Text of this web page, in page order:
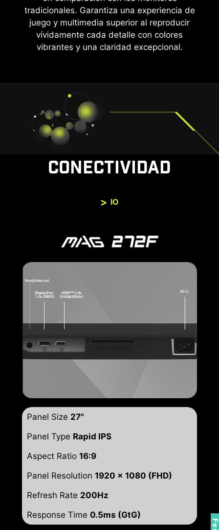
tradicionales. Garantiza una experiencia de
juego y multimedia superior al reproducir
vívidamente cada detalle con colores
vibrantes y una claridad excepcional.
CONECTIVIDAD
IO
Panel Size 27"
Panel Type Rapid IPS
Aspect Ratio 16:9
Panel Resolution 1920 x 1080 (FHD)
Refresh Rate 200Hz
Response Time 0.5ms (GtG)